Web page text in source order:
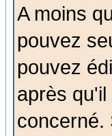
A moins
pouvez
pouvez
après
concerné.